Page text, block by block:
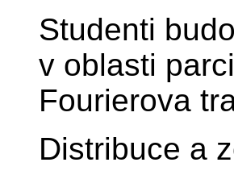
Studenti
v oblasti
Fourierova
Distribuce a